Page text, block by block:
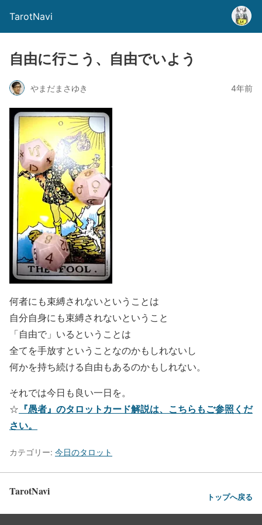
TarotNavi
自由に行こう、自由でいよう
やまだまさゆき 4年前
何者にも束縛されないということは
自分自身にも束縛されないということ
「自由で」いるということは
全てを手放すということなのかもしれないし
何かを持ち続ける自由もあるのかもしれない。
それでは今日も良い一日を。
☆ 『愚者』のタロットカード解説は、こちらもご参照くだ
さい。
カテゴリー: 今日のタロット
TarotNavi トップへ戻る